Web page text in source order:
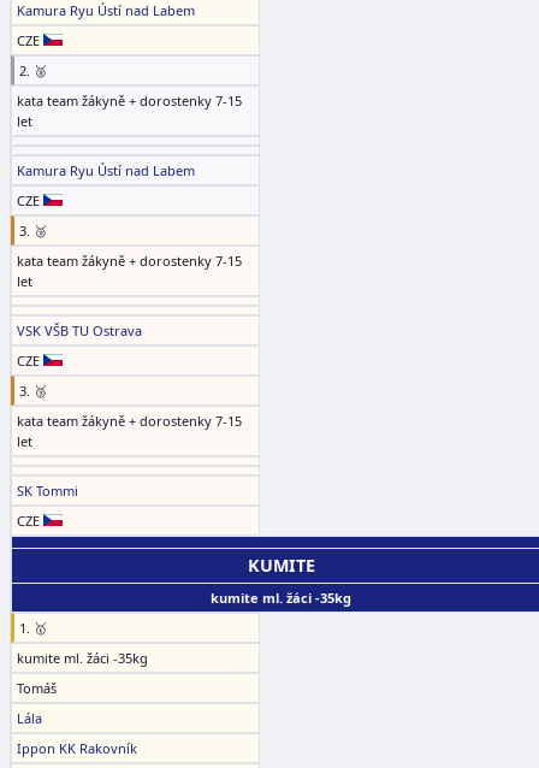
Kamura Ryu Ústí nad Labem
CZE
2. 🥈
kata team žákyně + dorostenky 7-15
let
Kamura Ryu Ústí nad Labem
CZE
3. 🥉
kata team žákyně + dorostenky 7-15
let
VSK VŠB TU Ostrava
CZE
3. 🥉
kata team žákyně + dorostenky 7-15
let
SK Tommi
CZE
KUMITE
kumite ml. žáci -35kg
1. 🥇
kumite ml. žáci -35kg
Tomáš
Lála
Ippon KK Rakovník